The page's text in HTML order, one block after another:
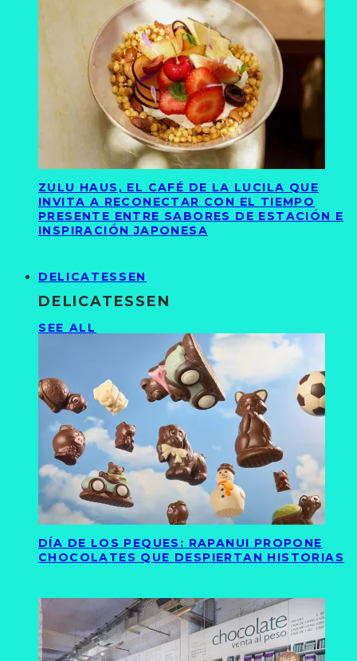
ZULU HAUS, EL CAFÉ DE LA LUCILA QUE
INVITA A RECONECTAR CON EL TIEMPO
PRESENTE ENTRE SABORES DE ESTACIÓN E
INSPIRACIÓN JAPONESA
DELICATESSEN
DELICATESSEN
SEE ALL
DÍA DE LOS PEQUES: RAPANUI PROPONE
CHOCOLATES QUE DESPIERTAN HISTORIAS